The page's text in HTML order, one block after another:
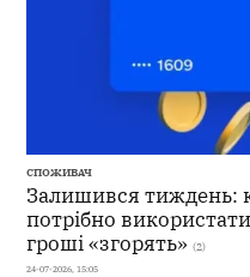
СПОЖИВАЧ
Залишився тиждень:
потрібно
гроші «згорять» (2)
24-07-2026, 15:05